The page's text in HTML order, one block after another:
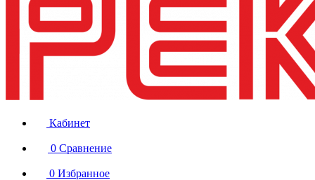
Кабинет
0 Сравнение
0 Избранное